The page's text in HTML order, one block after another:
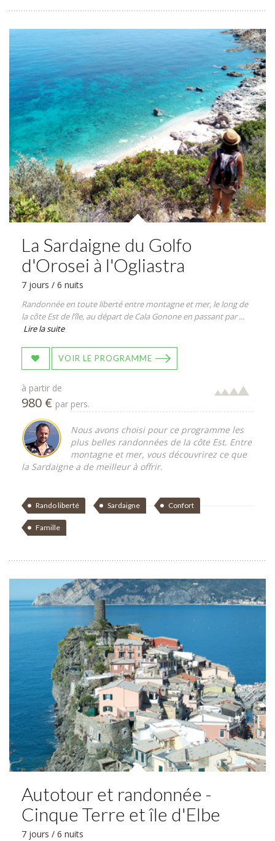
La Sardaigne du Golfo
d'Orosei à l'Ogliastra
7 jours / 6 nuits
Randonnée en toute liberté entre montagne et mer, le long de
la côte Est de l’île, au départ de Cala Gonone en passant par ...
Lire la suite
VOIR LE PROGRAMME
à partir de
980 € par pers.
Nous avons choisi pour ce programme les
plus belles randonnées de la côte Est. Entre
montagne et mer, vous découvrirez ce que
la Sardaigne a de meilleur à offrir.
Rando liberté Sardaigne Confort
Famille
Autotour et randonnée -
Cinque Terre et île d'Elbe
7 jours / 6 nuits